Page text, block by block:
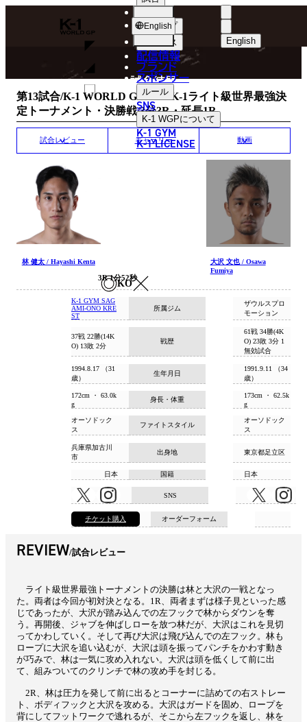
K-
WGP
English
ショップ
ニュース
配信情報
ブランド
スポンサー
ルール
SNS
K-1 WGPについて
K-1 GYM
K-1 LICENSE
English
MATCH RESULT
試合結果
第13試合/K-1 WORLD GP 2018 K-1ライト級世界最強決
定トーナメント・決勝戦/3分3R・延長1R
試合レビュー ギャラリー 動画
林 健太 / Hayashi Kenta
KO
3R 1分52秒
大沢 文也 / Osawa
Fumiya
所属ジム
K-1 GYM SAG
AMI-ONO KRE
ST
ザウルスプロ
モーション
戦歴
37戦 22勝(14K
O) 13敗 2分
61戦 34勝(4K
O) 23敗 3分 1
無効試合
生年月日
1994.8.17 （31
歳）
1991.9.11 （34
歳）
身長・体重
172cm ・ 63.0k
g
173cm ・ 62.5k
g
ファイトスタイル
オーソドック
ス
オーソドック
ス
出身地
兵庫県加古川
市
東京都足立区
国籍
日本 日本
SNS
オーダーフォーム
チケット購入
REVIEW 試合レビュー
ライト級世界最強トーナメントの決勝は林と大沢の一戦となっ
た。両者は今回が初対決となる。1R、両者まずは様子見といった感
じであったが、大沢が踏み込んでの左フックで林からダウンを奪
う。再開後、ジャブを伸ばしローを放つ林だが、大沢はこれを見切
ってかわしていく。そして再び大沢は飛び込んでの左フック。林も
ロープに大沢を追い込むが、大沢は頭を振ってパンチをかわす動き
が巧みで、林は一気に攻め入れない。大沢は頭を低くして前に出
て、組みついてのクリンチで林の攻め手を封じる。
2R、林は圧力を発して前に出るとコーナーに詰めての右ストレー
ト、ボディフックと大沢を攻める。大沢はガードを固め、ロープを
背にしてフットワークで逃れるが、そこから左フックを返し、林を